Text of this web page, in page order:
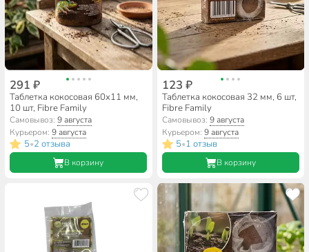
291 ₽
Таблетка кокосовая 60х11 мм,
10 шт, Fibre Family
Самовывоз:9 августа
Курьером:9 августа
5•2 отзыва
В корзину
123 ₽
Таблетка кокосовая 32 мм, 6 шт,
Fibre Family
Самовывоз: 9 августа
Курьером: 9 августа
5•1 отзыв
В корзину